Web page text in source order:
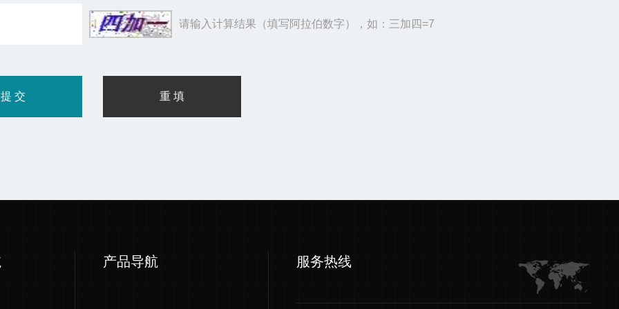
请输入计算结果（填写阿拉伯数字），如：三加四=7
产品导航 服务热线